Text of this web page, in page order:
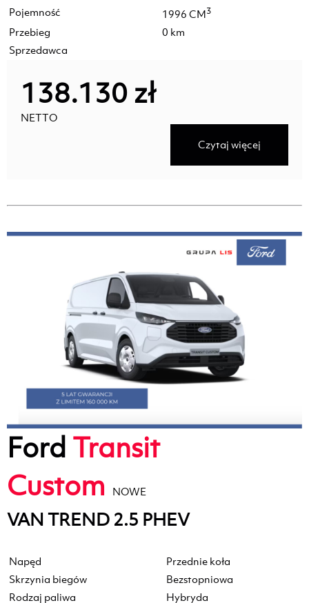
Pojemność
1996 CM3
Przebieg
0 km
Sprzedawca
138.130 zł
NETTO
Czytaj więcej
Ford Transit
Custom
NOWE
VAN TREND 2.5 PHEV
Napęd
Przednie koła
Skrzynia biegów
Bezstopniowa
Rodzaj paliwa
Hybryda